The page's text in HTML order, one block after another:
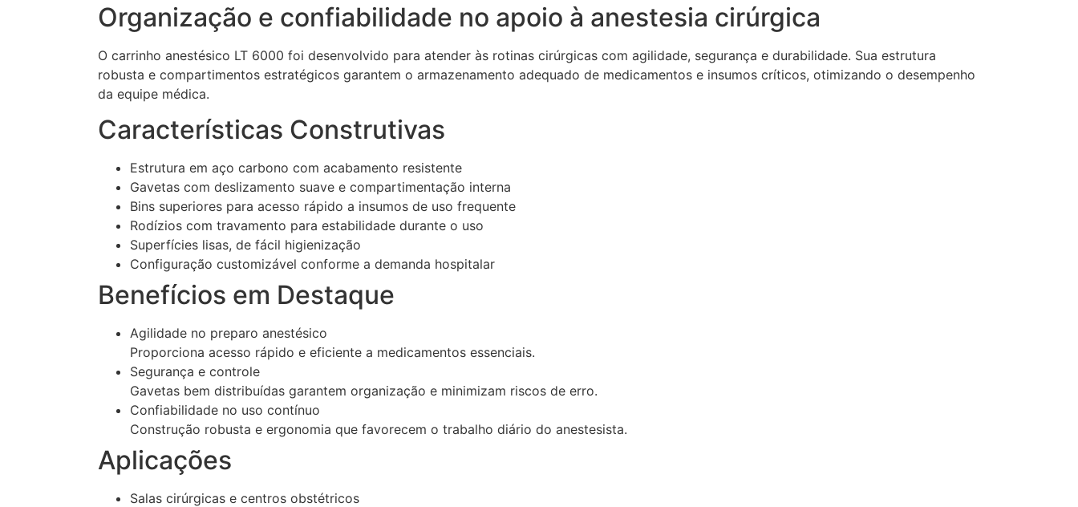
Organização e confiabilidade no apoio à anestesia cirúrgica
O carrinho anestésico LT 6000 foi desenvolvido para atender às rotinas cirúrgicas com agilidade, segurança e durabilidade. Sua estrutura
robusta e compartimentos estratégicos garantem o armazenamento adequado de medicamentos e insumos críticos, otimizando o desempenho
da equipe médica.
Características Construtivas
Estrutura em aço carbono com acabamento resistente
Gavetas com deslizamento suave e compartimentação interna
Bins superiores para acesso rápido a insumos de uso frequente
Rodízios com travamento para estabilidade durante o uso
Superfícies lisas, de fácil higienização
Configuração customizável conforme a demanda hospitalar
Benefícios em Destaque
Agilidade no preparo anestésico
Proporciona acesso rápido e eficiente a medicamentos essenciais.
Segurança e controle
Gavetas bem distribuídas garantem organização e minimizam riscos de erro.
Confiabilidade no uso contínuo
Construção robusta e ergonomia que favorecem o trabalho diário do anestesista.
Aplicações
Salas cirúrgicas e centros obstétricos